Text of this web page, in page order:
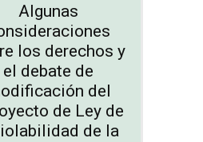
Algunas
los derechos y
el debate de
del
de Ley de
de la